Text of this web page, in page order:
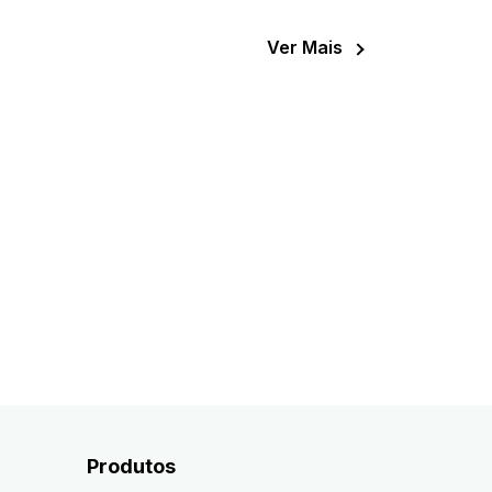
Ver Mais
ou efeitos de som de ambiente ruidosos
Produtos